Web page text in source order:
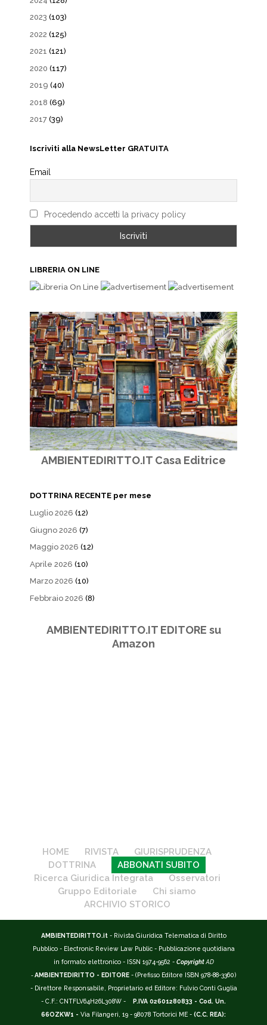
2023 (103)
2022 (125)
2021 (121)
2020 (117)
2019 (40)
2018 (69)
2017 (39)
Iscriviti alla NewsLetter GRATUITA
Email
Procedendo accetti la privacy policy
LIBRERIA ON LINE
AMBIENTEDIRITTO.IT Casa Editrice
DOTTRINA RECENTE per mese
Luglio 2026 (12)
Giugno 2026 (7)
Maggio 2026 (12)
Aprile 2026 (10)
Marzo 2026 (10)
Febbraio 2026 (8)
AMBIENTEDIRITTO.IT EDITORE su
Amazon
HOME RIVISTA
GIURISPRUDENZA
DOTTRINA
ABBONATI SUBITO
Ricerca Giuridica Integrata
Osservatori
Gruppo Editoriale
Chi siamo
ARCHIVIO STORICO
AMBIENTEDIRITTO.it - Rivista Giuridica Telematica di Diritto
Pubblico - Electronic Review Law Public - Pubblicazione quotidiana
in formato elettronico - ISSN 1974-9562 - Copyright AD
-AMBIENTEDIRITTO - EDITORE - (Prefisso Editore ISBN 978-88-3360)
- Direttore Responsabile, Proprietario ed Editore: Fulvio Conti Guglia
- C.F.: CNTFLV64H26L308W -
P.IVA 02601280833 - Cod. Un.
66OZKW1 - Via Filangeri, 19 - 98078 Tortorici ME - (C.C. REA):